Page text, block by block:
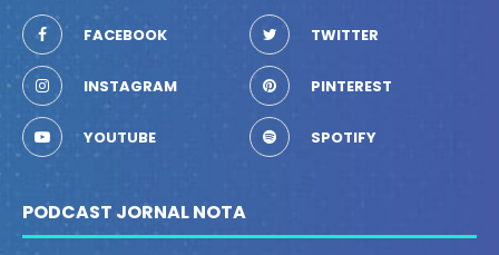
FACEBOOK TWITTER
INSTAGRAM PINTEREST
YOUTUBE SPOTIFY
PODCAST JORNAL NOTA